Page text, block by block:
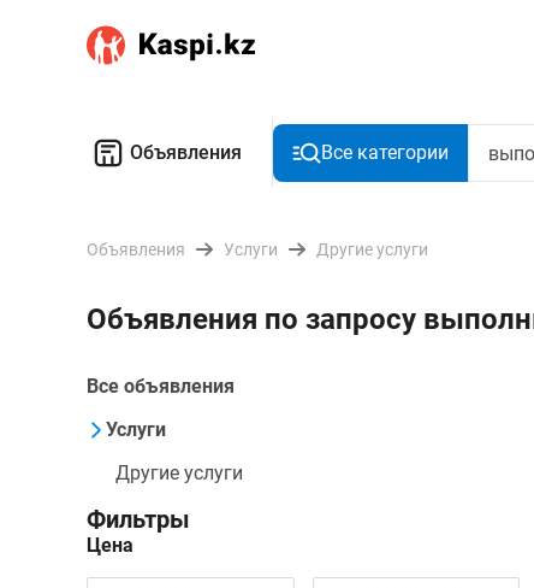
Объявления Все категории
Объявления Услуги Другие услуги
Объявления по запросу
Все объявления
Услуги
Другие услуги
Фильтры
Цена